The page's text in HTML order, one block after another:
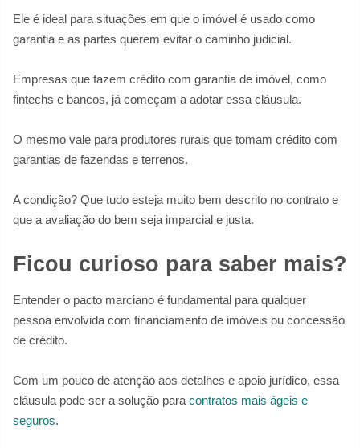
Ele é ideal para situações em que o imóvel é usado como
garantia e as partes querem evitar o caminho judicial.
Empresas que fazem crédito com garantia de imóvel, como
fintechs e bancos, já começam a adotar essa cláusula.
O mesmo vale para produtores rurais que tomam crédito com
garantias de fazendas e terrenos.
A condição? Que tudo esteja muito bem descrito no contrato e
que a avaliação do bem seja imparcial e justa.
Ficou curioso para saber mais?
Entender o pacto marciano é fundamental para qualquer
pessoa envolvida com financiamento de imóveis ou concessão
de crédito.
Com um pouco de atenção aos detalhes e apoio jurídico, essa
cláusula pode ser a solução para contratos mais ágeis e
seguros.